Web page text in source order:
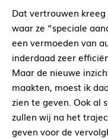
Dat vertrouwen
waar ze “speciale
een vermoeden van
inderdaad zeer
Maar de nieuwe
maakten, moest ik
zien te geven. Ook al
zullen wij na het
geven voor de